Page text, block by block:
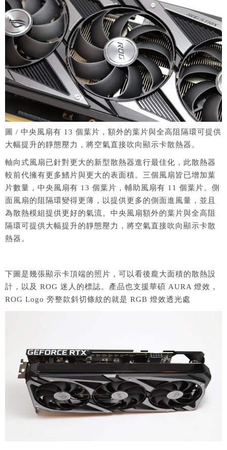
圖 / 中央風扇有 13 個葉片，額外的葉片與全高阻隔環可提供
大幅提升的靜態壓力，將空氣直接吹向顯示卡散熱器。
軸向式風扇已針對更大的新型散熱器進行最佳化，此散熱器
較前代擁有更多鰭片與更大的表面積。三個風扇皆已增加葉
片數量，中央風扇有 13 個葉片，輔助風扇有 11 個葉片。側
面風扇的阻隔環變得更薄，以提供更多的側面進風量，並且
為散熱模組提供更好的氣流。中央風扇額外的葉片與全高阻
隔環可提供大幅提升的靜態壓力，將空氣直接吹向顯示卡散
熱器。
下圖是幾張顯示卡頂端的照片，可以看後龐大面積的散熱設
計，以及 ROG 迷人的標誌。產品也支援華碩 AURA 燈效，
ROG Logo 旁整款斜切條紋的就是 RGB 燈效透光處